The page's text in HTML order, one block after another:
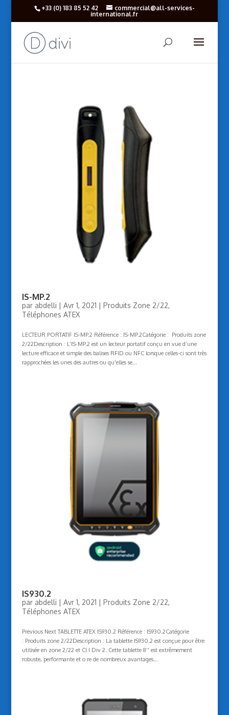
+33 (‎0) 183 85 52 42
commercial@all-services-
international.fr
IS-MP.2
par abdelli | Avr 1, 2021 | Produits Zone 2/22,
Téléphones ATEX
LECTEUR PORTATIF IS-MP.2 Référence : IS-MP.2Catégorie : Produits zone
2/22Description : L’IS-MP.2 est un lecteur portatif conçu en vue d’une
lecture efficace et simple des balises RFID ou NFC lorsque celles-ci sont très
rapprochées les unes des autres ou qu’elles se...
IS930.2
par abdelli | Avr 1, 2021 | Produits Zone 2/22,
Téléphones ATEX
Previous Next TABLETTE ATEX IS930.2 Référence : IS930.2Catégorie
: Produits zone 2/22Description : La tablette IS930.2 est conçue pour être
utilisée en zone 2/22 et Cl I Div 2. Cette tablette 8‘‘ est extrêmement
robuste, performante et o re de nombreux avantages...